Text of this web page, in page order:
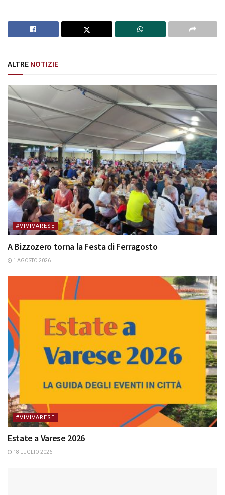
ALTRE NOTIZIE
#VIVIVARESE
A Bizzozero torna la Festa di Ferragosto
1 AGOSTO 2026
#VIVIVARESE
Estate a Varese 2026
18 LUGLIO 2026